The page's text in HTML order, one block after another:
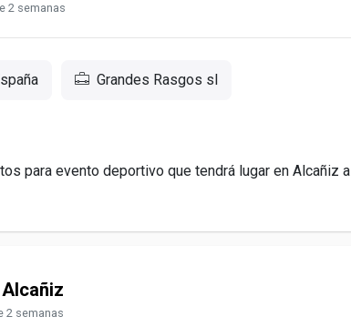
2 semanas
Grandes Rasgos sl
para evento deportivo que tendrá lugar en Alcañiz a
2 semanas